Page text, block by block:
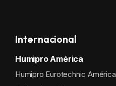
Internacional
Humipro América
Humipro Eurotechnic América